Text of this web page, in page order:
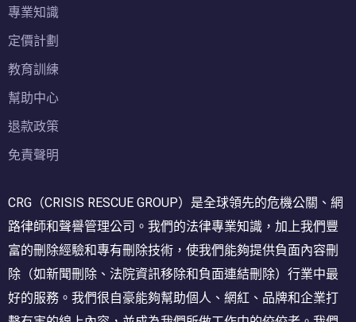
專業知識
定價計劃
教育訓練
幫助中心
退款政策
免責聲明
CRG（CRISIS RESCUE GROUP）是全球領先的危機公關、網
路律師和聲譽管理公司。我們的法律專業知識，加上我們豐
富的刪除經驗和專有刪除技術，使我們能夠提供負面內容刪
除（如新聞刪除、法院資訊移除和負面連結刪除）行業中最
好的服務。我們很自豪能夠幫助個人、網紅、品牌和企業打